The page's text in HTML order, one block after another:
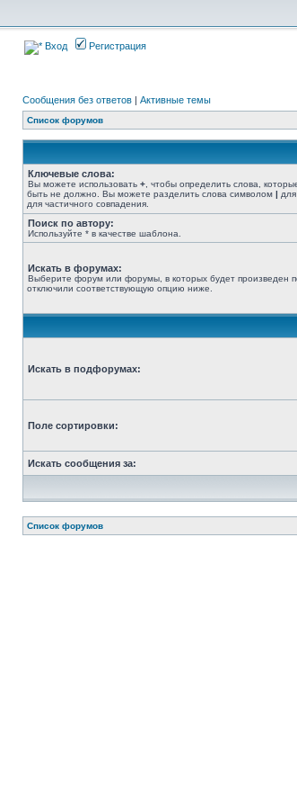
Вход Регистрация
Сообщения без ответов | Активные темы
Список форумов
Ключевые слова:
Вы можете использовать + , чтобы определить слова,
быть не должно. Вы можете разделить слова символом |
для частичного совпадения.
Поиск по автору:
Используйте * в качестве шаблона.
Искать в форумах:
Выберите форум или форумы, в которых будет произведен
отключили соответствующую опцию ниже.
Искать в подфорумах:
Поле сортировки:
Искать сообщения за:
Список форумов